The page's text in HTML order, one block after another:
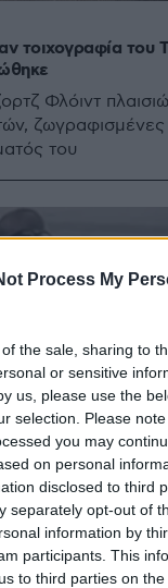
Process My
the sale, sharing to
or sensitive
us, please use the
selection. Please
you may
on personal
disclosed to third
separately opt-out of
information by
participants. This
to third parties on the
τοιχογραφία του
Φλόιντ
του